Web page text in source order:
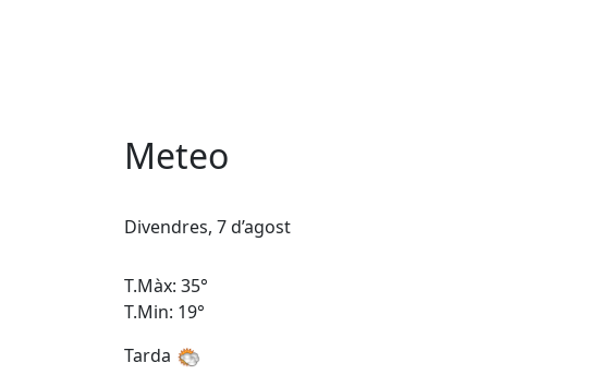
Meteo
Divendres, 7 d’agost
T.Màx: 35°
T.Min: 19°
Tarda